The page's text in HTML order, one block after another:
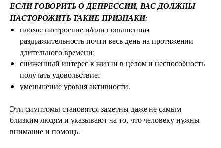
ЕСЛИ ГОВОРИТЬ О ДЕПРЕССИИ, ВАС ДОЛЖНЫ
НАСТОРОЖИТЬ ТАКИЕ ПРИЗНАКИ:
плохое настроение и/или повышенная
раздражительность почти весь день на протяжении
длительного времени;
сниженный интерес к жизни в целом и неспособность
получать удовольствие;
уменьшение уровня активности.
Эти симптомы становятся заметны даже не самым
близким людям и указывают на то, что человеку нужны
внимание и помощь.